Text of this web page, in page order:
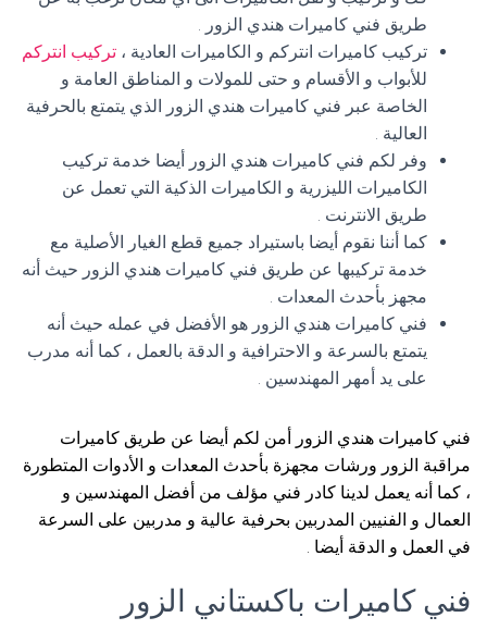
طريق فني كاميرات هندي الزور .
تركيب كاميرات انتركم و الكاميرات العادية ، تركيب انتركم
للأبواب و الأقسام و حتى للمولات و المناطق العامة و
الخاصة عبر فني كاميرات هندي الزور الذي يتمتع بالحرفية
العالية .
وفر لكم فني كاميرات هندي الزور أيضا خدمة تركيب
الكاميرات الليزرية و الكاميرات الذكية التي تعمل عن
طريق الانترنت .
كما أننا نقوم أيضا باستيراد جميع قطع الغيار الأصلية مع
خدمة تركيبها عن طريق فني كاميرات هندي الزور حيث أنه
مجهز بأحدث المعدات .
فني كاميرات هندي الزور هو الأفضل في عمله حيث أنه
يتمتع بالسرعة و الاحترافية و الدقة بالعمل ، كما أنه مدرب
على يد أمهر المهندسين .
فني كاميرات هندي الزور أمن لكم أيضا عن طريق كاميرات
مراقبة الزور ورشات مجهزة بأحدث المعدات و الأدوات المتطورة
، كما أنه يعمل لدينا كادر فني مؤلف من أفضل المهندسين و
العمال و الفنيين المدربين بحرفية عالية و مدربين على السرعة
في العمل و الدقة أيضا .
فني كاميرات باكستاني الزور